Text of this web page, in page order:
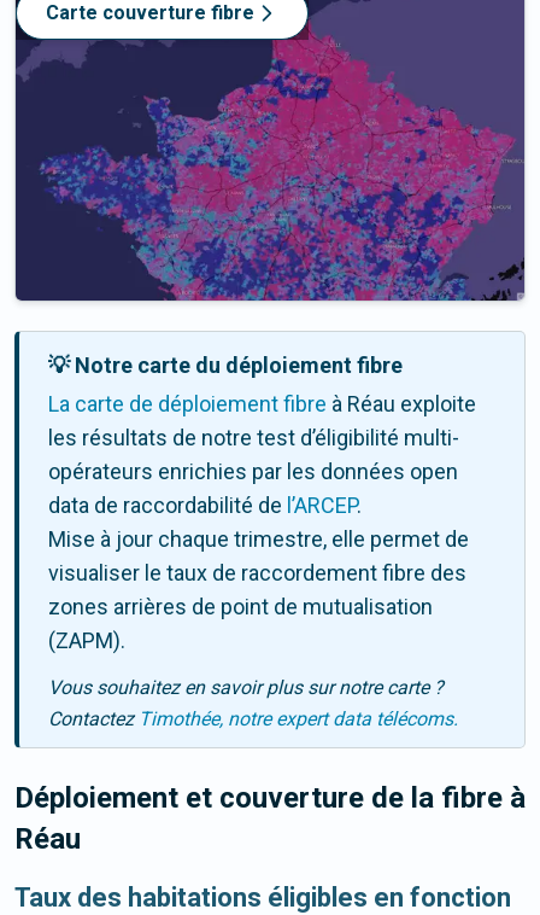
Carte couverture fibre
💡 Notre carte du déploiement fibre
La carte de déploiement fibre à Réau exploite
les résultats de notre test d’éligibilité multi-
opérateurs enrichies par les données open
data de raccordabilité de l’ARCEP.
Mise à jour chaque trimestre, elle permet de
visualiser le taux de raccordement fibre des
zones arrières de point de mutualisation
(ZAPM).
Vous souhaitez en savoir plus sur notre carte ?
Contactez Timothée, notre expert data télécoms.
Déploiement et couverture de la fibre à
Réau
Taux des habitations éligibles en fonction